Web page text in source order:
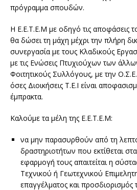
πρόγραμμα σπουδών.
Η Ε.Ε.Τ.Ε.Μ με οδηγό τις αποφάσεις
θα δώσει τη μάχη μέχρι την πλήρη
συνεργασία με τους Κλαδικούς
με τις Ενώσεις Πτυχιούχων των
Φοιτητικούς Συλλόγους, με την
όσες Διοικήσεις Τ.Ε.Ι είναι
έμπρακτα.
Καλούμε τα μέλη της Ε.Ε.Τ.Ε.Μ:
να μην παρασυρθούν από τη
δραστηριοτήτων που εκτίθεται
εφαρμογή τους απαιτείται η
Τεχνικού ή Γεωτεχνικού
επαγγέλματος και προσδιορισμός